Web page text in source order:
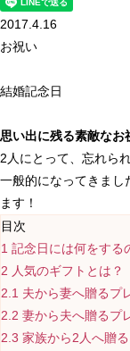
2017.4.16
お祝い
結婚記念日
思い出に残る素敵なお
2人にとって、忘れら
一般的になってきまし
ます！
目次
1 記念日には何をする
2 人気のギフトとは？
2.1 夫から妻へ贈るプ
2.2 妻から夫へ贈るプ
2.3 家族から2人へ贈る